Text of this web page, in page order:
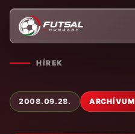
HÍREK
2008.09.28. ARCHÍVUM